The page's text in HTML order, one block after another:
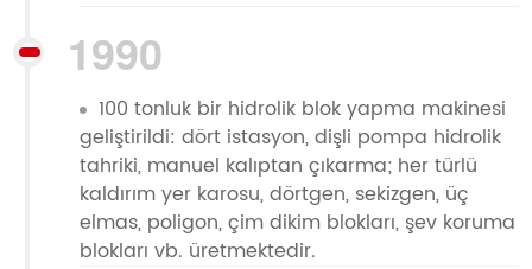
1990
100 tonluk bir hidrolik blok yapma makinesi
geliştirildi: dört istasyon, dişli pompa hidrolik
tahriki, manuel kalıptan çıkarma; her türlü
kaldırım yer karosu, dörtgen, sekizgen, üç
elmas, poligon, çim dikim blokları, şev koruma
blokları vb. üretmektedir.